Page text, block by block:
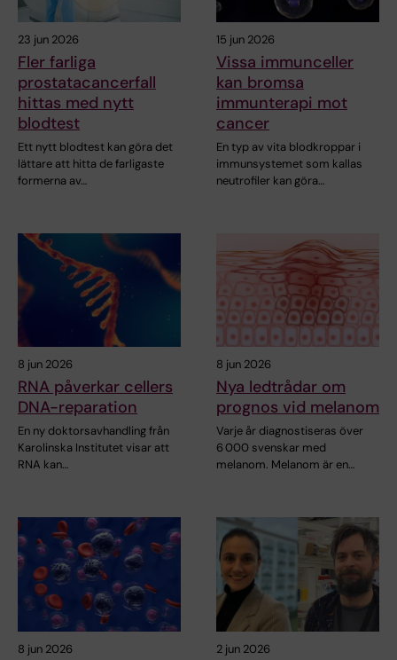
23 jun 2026
Fler farliga
prostatacancerfall
hittas med nytt
blodtest
Ett nytt blodtest kan göra det
lättare att hitta de farligaste
formerna av…
15 jun 2026
Vissa immunceller
kan bromsa
immunterapi mot
cancer
En typ av vita blodkroppar i
immunsystemet som kallas
neutrofiler kan göra…
8 jun 2026
RNA påverkar cellers
DNA-reparation
En ny doktorsavhandling från
Karolinska Institutet visar att
RNA kan…
8 jun 2026
Nya ledtrådar om
prognos vid melanom
Varje år diagnostiseras över
6 000 svenskar med
melanom. Melanom är en…
8 jun 2026 2 jun 2026